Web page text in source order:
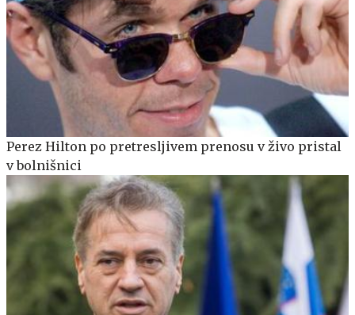
Perez Hilton po pretresljivem prenosu v živo pristal
v bolnišnici